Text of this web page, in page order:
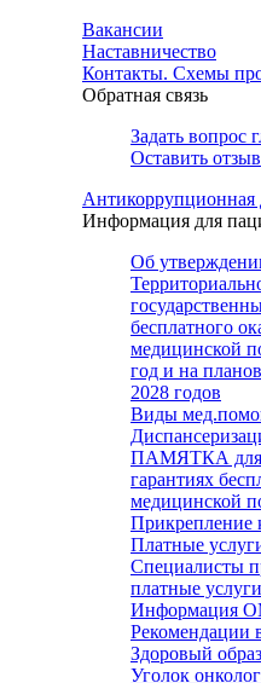
Вакансии
Наставничество
Контакты. Схемы
Обратная связь
Задать вопрос
Оставить отзыв
Антикоррупционная
Информация для
Об
бесплатного
медицинской
год и на
2028 годов
Виды
ПАМЯТКА для
гарантиях
медицинской
Прикрепление
Платные
Специалисты
платные услуги
Информация
Рекомендации
Здоровый
Уголок